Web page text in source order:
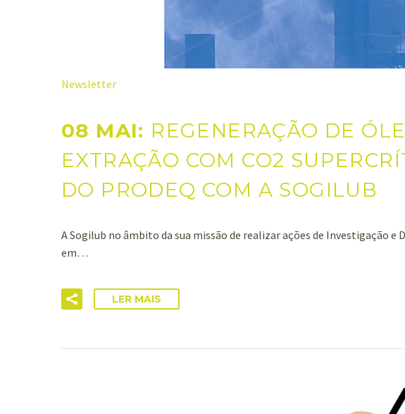
Newsletter
08 MAI: REGENERAÇÃO DE
EXTRAÇÃO COM CO2
DO PRODEQ COM A SOGILUB
A Sogilub no âmbito da sua missão de realizar ações de Investigação
em…
LER MAIS